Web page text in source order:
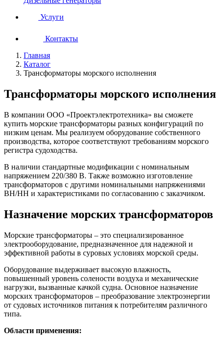
Услуги
Контакты
Главная
Каталог
Трансформаторы морского исполнения
Трансформаторы морского исполнения
В компании ООО «Проектэлектротехника» вы сможете
купить морские трансформаторы разных конфигураций по
низким ценам. Мы реализуем оборудование собственного
производства, которое соответствуют требованиям морского
регистра судоходства.
В наличии стандартные модификации с номинальным
напряжением 220/380 В. Также возможно изготовление
трансформаторов с другими номинальными напряжениями
ВН/НН и характеристиками по согласованию с заказчиком.
Назначение морских трансформаторов
Морские трансформаторы – это специализированное
электрооборудование, предназначенное для надежной и
эффективной работы в суровых условиях морской среды.
Оборудование выдерживает высокую влажность,
повышенный уровень солености воздуха и механические
нагрузки, вызванные качкой судна. Основное назначение
морских трансформаторов – преобразование электроэнергии
от судовых источников питания к потребителям различного
типа.
Области применения: